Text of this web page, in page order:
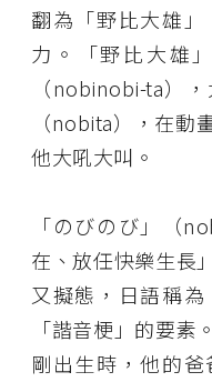
翻為「野比大雄
力。「野比大雄
（nobinobi-ta）
（nobita），在動
他大吼大叫。
「のびのび」（
在、放任快樂生長
又擬態，日語稱
「諧音梗」的要
剛出生時，他的